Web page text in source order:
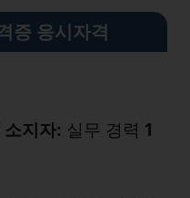
증 응시자격
소지자: 실무 경력 1